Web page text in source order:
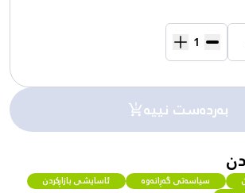
بەردەست نییە
سیاسەتی گەڕانەوە
ئاسایشی بازاڕکردن